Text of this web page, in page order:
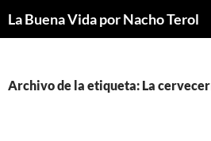
La Buena Vida por Nacho Terol
Archivo de la etiqueta: La